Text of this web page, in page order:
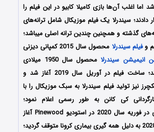
اما اغلب آن‌ها بازی کامیلا کابیو در این فیلم را
دادند؛ سیندرلا یک فیلم موزیکال شامل ترانه‌های
گذشته و همچنین چندین ترانه اصلی میباشد؛
وفیلم سیندرلا
محصول سال 2015 کمپانی دیزنی
انیمیشن سیندرلا
محصول سال 1950 میلادی
محسوب میشوند؛ ساخت فیلم در آوریل سال 2019 آغاز شد و
نیز تولید فیلم سیندرلا به سبک موزیکال را با
کی کانن به طور رسمی اعلام نمود؛
فیلمبرداری اصلی در فوریه سال 2020 در استودیو Pinewood آغاز
شد و در مارس 2020 به دلیل همه گیری بیماری کرونا متوقف گردید؛